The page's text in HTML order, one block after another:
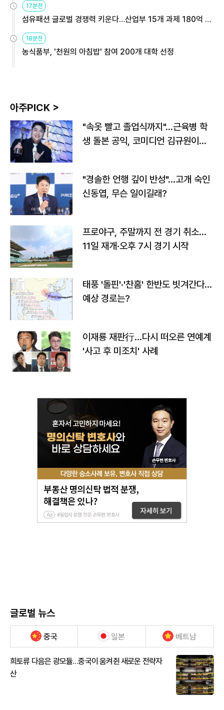
17분전
섬유패션 글로벌 경쟁력 키운다…산업부 15개 과제 180억 지
원
18분전
농식품부, '천원의 아침밥' 참여 200개 대학 선정
아주PICK >
"속옷 빨고 졸업식까지"…근육병 학
생 돌본 공익, 코미디언 김규원이었
"경솔한 언행 깊이 반성"…고개 숙인
신동엽, 무슨 일이길래?
프로야구, 주말까지 전 경기 취소…
11일 재개·오후 7시 경기 시작
태풍 '돌핀'·'찬홈' 한반도 빗겨간다…
예상 경로는?
이재룡 재판行…다시 떠오른 연예계
'사고 후 미조치' 사례
글로벌 뉴스
중국 일본 베트남
희토류 다음은 광모듈…중국이 움켜쥔 새로운 전략자
산